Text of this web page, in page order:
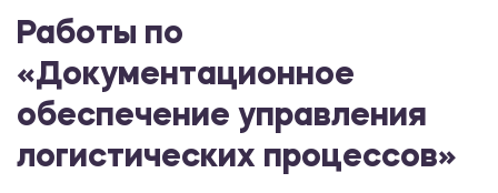
Работы по
«Документационное
обеспечение управления
логистических процессов»